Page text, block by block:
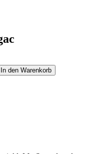
In den Warenkorb